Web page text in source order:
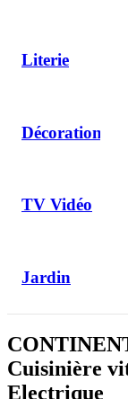
Literie
Décoration
TV Vidéo
Jardin
Cuisinière
Electrique